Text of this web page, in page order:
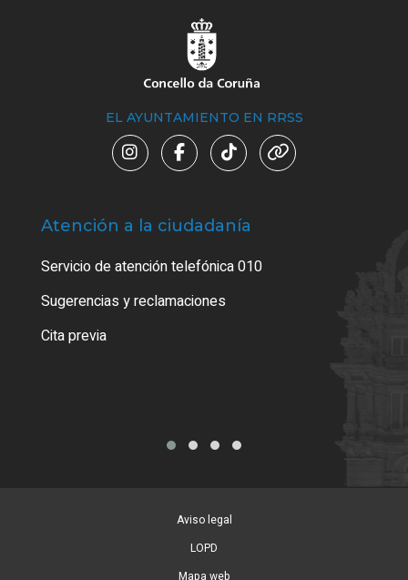
EL AYUNTAMIENTO EN RRSS
Atención a la ciudadanía
Servicio de atención telefónica 010
Sugerencias y reclamaciones
Cita previa
Aviso legal
LOPD
Mapa web